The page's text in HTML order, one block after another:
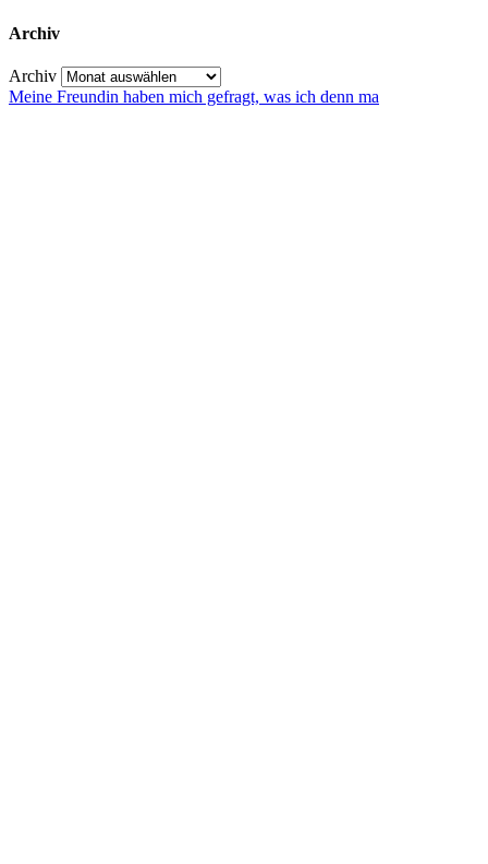
Archiv
Archiv
Meine Freundin haben mich gefragt, was ich denn ma